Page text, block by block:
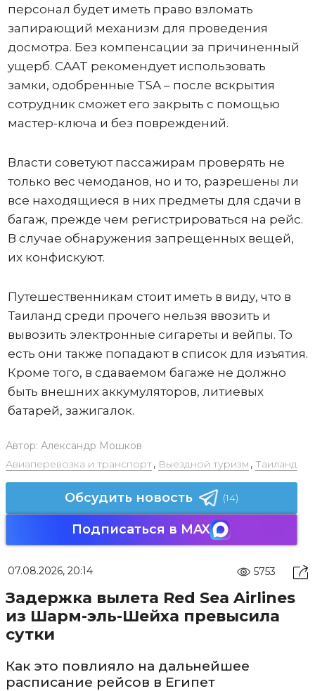
персонал будет иметь право взломать
запирающий механизм для проведения
досмотра. Без компенсации за причиненный
ущерб. CAAT рекомендует использовать
замки, одобренные TSA – после вскрытия
сотрудник сможет его закрыть с помощью
мастер-ключа и без повреждений.
Власти советуют пассажирам проверять не
только вес чемоданов, но и то, разрешены ли
все находящиеся в них предметы для сдачи в
багаж, прежде чем регистрироваться на рейс.
В случае обнаружения запрещенных вещей,
их конфискуют.
Путешественникам стоит иметь в виду, что в
Таиланд среди прочего нельзя ввозить и
вывозить электронные сигареты и вейпы. То
есть они также попадают в список для изъятия.
Кроме того, в сдаваемом багаже не должно
быть внешних аккумуляторов, литиевых
батарей, зажигалок.
Автор: Александр Мошков
Авиаперевозка и транспорт, Выездной туризм , Таиланд
Обсудить новость (14)
Подписаться в MAX
07.08.2026, 20:14 5753
Задержка вылета Red Sea Airlines
из Шарм-эль-Шейха превысила
сутки
Как это повлияло на дальнейшее
расписание рейсов в Египет